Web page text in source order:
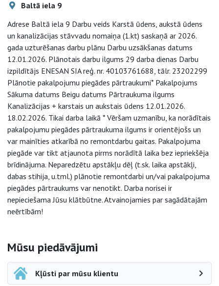
Baltā iela 9
Adrese Baltā iela 9 Darbu veids Karstā ūdens, aukstā ūdens
un kanalizācijas stāvvadu nomaiņa (1.kt) saskaņā ar 2026.
gada uzturēšanas darbu plānu Darbu uzsākšanas datums
12.01.2026. Plānotais darbu ilgums 29 darba dienas Darbu
izpildītājs ENESAN SIA reģ. nr. 40103761688, tālr. 23202299
Plānotie pakalpojumu piegādes pārtraukumi* Pakalpojums
Sākuma datums Beigu datums Pārtraukuma ilgums
Kanalizācijas + karstais un aukstais ūdens 12.01.2026.
18.02.2026. Tikai darba laikā * Vēršam uzmanību, ka norādītais
pakalpojumu piegādes pārtraukuma ilgums ir orientējošs un
var mainīties atkarībā no remontdarbu gaitas. Pakalpojuma
piegāde var tikt atjaunota pirms norādītā laika bez iepriekšēja
brīdinājuma. Neparedzētu apstākļu dēļ (t.sk. laika apstākļi,
dabas stihija, u.tml.) plānotie remontdarbi un/vai pakalpojuma
piegādes pārtraukums var nenotikt. Darba norisei ir
nepieciešama Jūsu klātbūtne. Atvainojamies par sagādātajām
neērtībām!
Sāna navigācija
Mūsu piedāvājumi
Kļūsti par mūsu klientu